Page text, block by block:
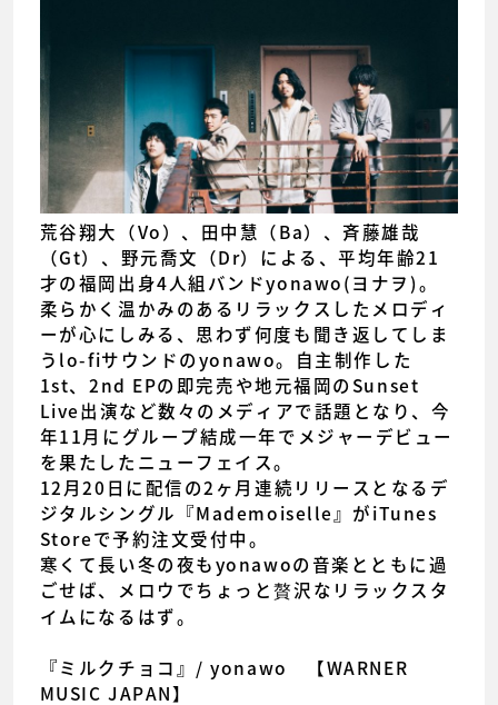
荒谷翔大（Vo）、田中慧（Ba）、斉藤雄哉
（Gt）、野元喬文（Dr）による、平均年齢21
才の福岡出身4人組バンドyonawo(ヨナヲ)。
柔らかく温かみのあるリラックスしたメロディ
ーが心にしみる、思わず何度も聞き返してしま
うlo-fiサウンドのyonawo。自主制作した
1st、2nd EPの即完売や地元福岡のSunset
Live出演など数々のメディアで話題となり、今
年11月にグループ結成一年でメジャーデビュー
を果たしたニューフェイス。
12月20日に配信の2ヶ月連続リリースとなるデ
ジタルシングル『Mademoiselle』がiTunes
Storeで予約注文受付中。
寒くて長い冬の夜もyonawoの音楽とともに過
ごせば、メロウでちょっと贅沢なリラックスタ
イムになるはず。
『ミルクチョコ』/ yonawo 【WARNER
MUSIC JAPAN】